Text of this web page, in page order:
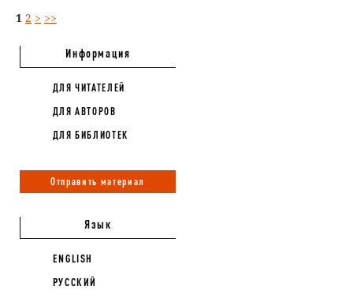
1 2 > >>
Информация
ДЛЯ ЧИТАТЕЛЕЙ
ДЛЯ АВТОРОВ
ДЛЯ БИБЛИОТЕК
Отправить материал
Язык
ENGLISH
РУССКИЙ